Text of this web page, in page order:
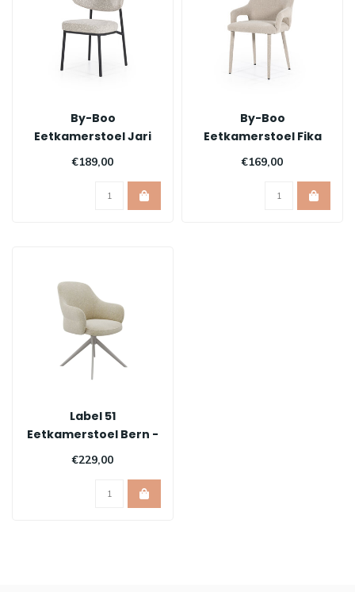
By-Boo
Eetkamerstoel Jari
€189,00
By-Boo
Eetkamerstoel Fika
€169,00
Label 51
Eetkamerstoel Bern -
Taupe
€229,00